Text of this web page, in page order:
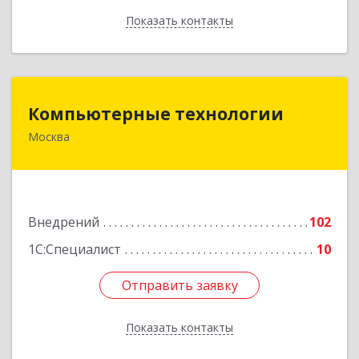
Показать контакты
Назад
Компьютерные технологии
Москва
Внедрений
102
1С:Специалист
10
Отправить заявку
Показать контакты
125466, Москва, Ландышевая ул, дом № 12,
Отправить заявку
Назад